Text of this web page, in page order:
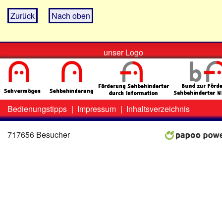
Zurück Nach oben
unser Logo
Zweit-
Menü
Bedienungstipps | Impressum | Inhaltsverzeichnis
717656 Besucher